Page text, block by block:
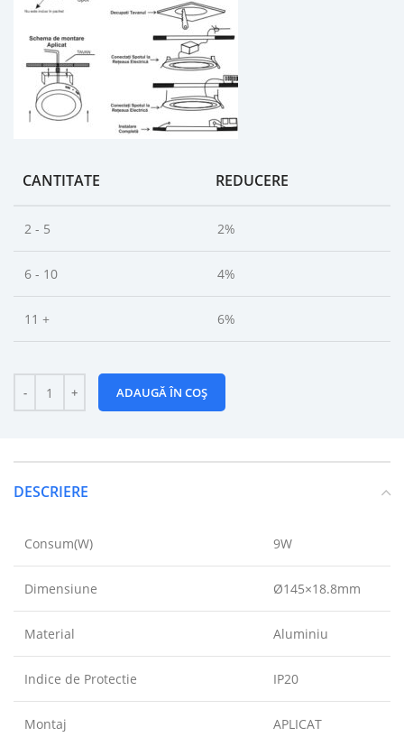
CANTITATE REDUCERE
2 - 5 2%
6 - 10 4%
11 + 6%
ADAUGĂ ÎN COȘ
DESCRIERE
Consum(W) 9W
Dimensiune Ø145×18.8mm
Material Aluminiu
Indice de Protectie IP20
Montaj APLICAT